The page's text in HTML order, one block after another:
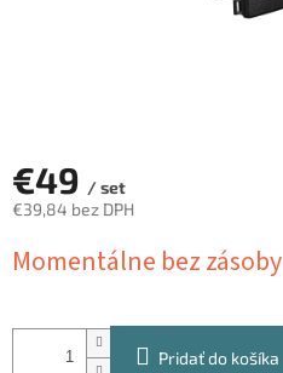
€49 / set
€39,84 bez DPH
cena:
Momentálne bez zásoby
Pridať do košíka